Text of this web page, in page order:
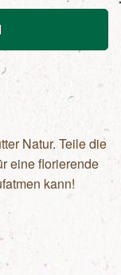
Natur. Teile die
eine florierende
kann!